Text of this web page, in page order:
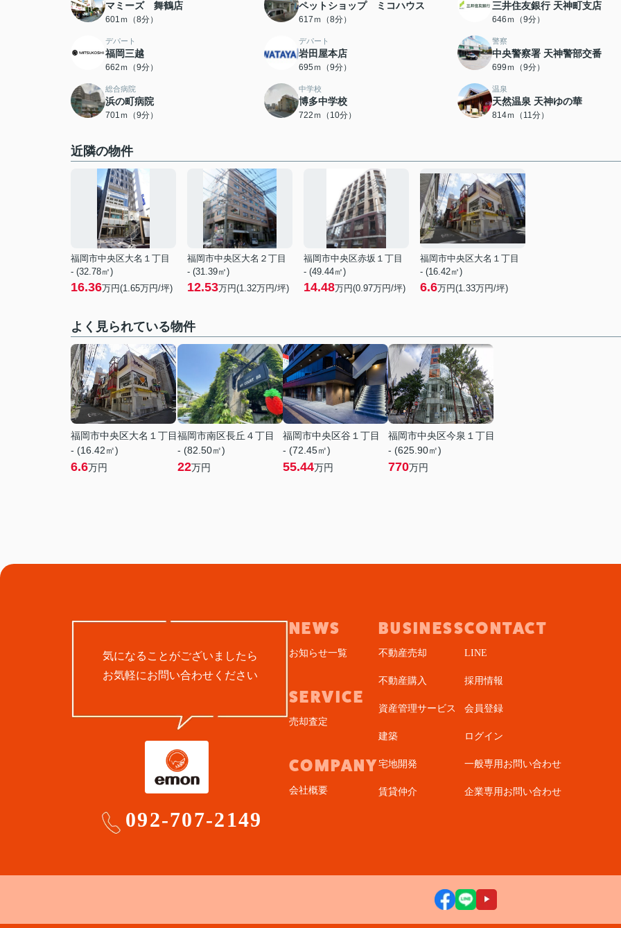
マミーズ 舞鶴店
601ｍ（8分）
ペットショップ ミコハウス
617ｍ（8分）
三井住友銀行 天神町支店
646ｍ（9分）
デパート
福岡三越
662ｍ（9分）
デパート
岩田屋本店
695ｍ（9分）
警察
中央警察署 天神警部交番
699ｍ（9分）
総合病院
浜の町病院
701ｍ（9分）
中学校
博多中学校
722ｍ（10分）
温泉
天然温泉 天神ゆの華
814ｍ（11分）
近隣の物件
福岡市中央区大名１丁目
- (32.78㎡)
16.36万円(1.65万円/坪)
福岡市中央区大名２丁目
- (31.39㎡)
12.53万円(1.32万円/坪)
福岡市中央区赤坂１丁目
- (49.44㎡)
14.48万円(0.97万円/坪)
福岡市中央区大名１丁目
- (16.42㎡)
6.6万円(1.33万円/坪)
よく見られている物件
福岡市中央区大名１丁目
- (16.42㎡)
6.6万円
福岡市南区長丘４丁目
- (82.50㎡)
22万円
福岡市中央区谷１丁目
- (72.45㎡)
55.44万円
福岡市中央区今泉１丁目
- (625.90㎡)
770万円
気になることがございましたら
お気軽にお問い合わせください
092-707-2149
NEWS
お知らせ一覧
SERVICE
売却査定
COMPANY
会社概要
BUSINESS
不動産売却
不動産購入
資産管理サービス
建築
宅地開発
賃貸仲介
CONTACT
LINE
採用情報
会員登録
ログイン
一般専用お問い合わせ
企業専用お問い合わせ